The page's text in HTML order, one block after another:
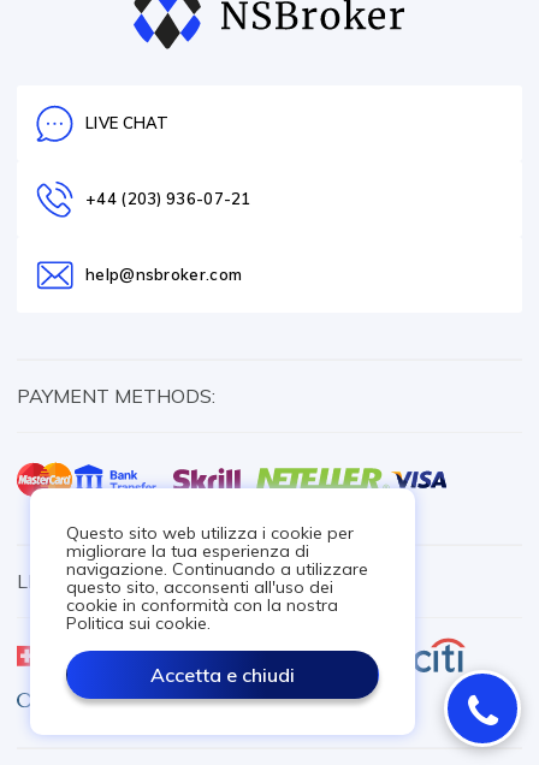
LIVE CHAT
+44 (203) 936-07-21
help@nsbroker.com
PAYMENT METHODS:
LIQUIDITY PROVIDERS:
Questo sito web utilizza i cookie per
migliorare la tua esperienza di
navigazione. Continuando a utilizzare
questo sito, acconsenti all'uso dei
cookie in conformità con la nostra
Politica sui cookie.
Accetta e chiudi